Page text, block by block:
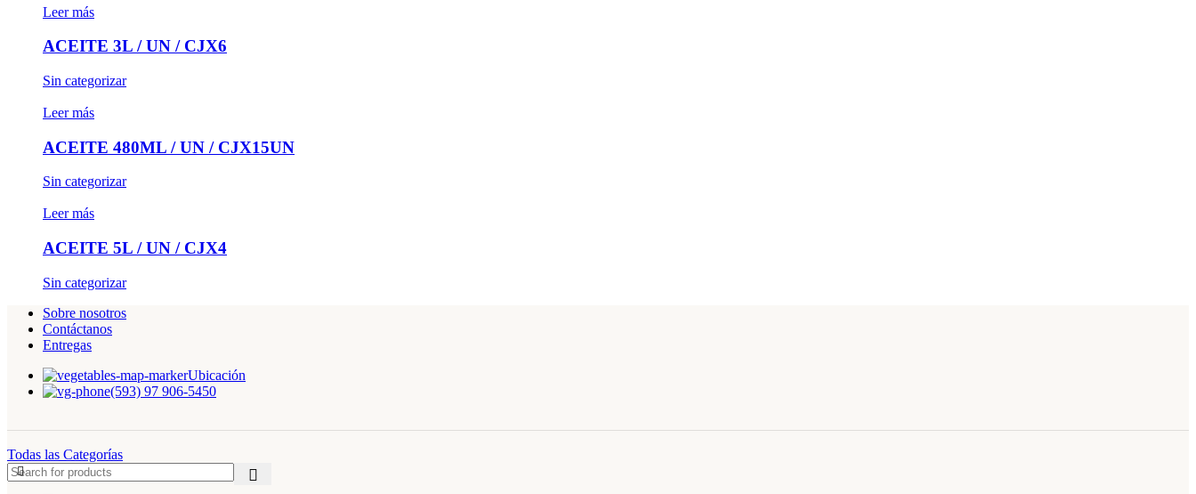
Leer más
ACEITE 3L / UN / CJX6
Sin categorizar
Leer más
ACEITE 480ML / UN / CJX15UN
Sin categorizar
Leer más
ACEITE 5L / UN / CJX4
Sin categorizar
Sobre nosotros
Contáctanos
Entregas
Ubicación
(593) 97 906-5450
Todas las Categorías